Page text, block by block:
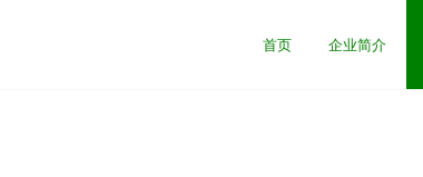
首页 企业简介